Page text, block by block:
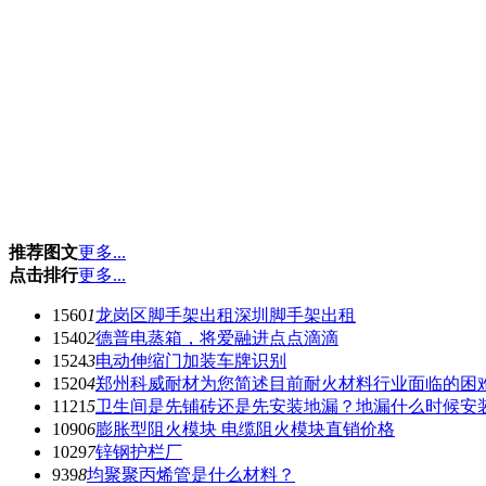
推荐图文更多...
点击排行更多...
15601龙岗区脚手架出租深圳脚手架出租
15402德普电蒸箱，将爱融进点点滴滴
15243电动伸缩门加装车牌识别
15204郑州科威耐材为您简述目前耐火材料行业面临的困
11215卫生间是先铺砖还是先安装地漏？地漏什么时候安
10906膨胀型阻火模块 电缆阻火模块直销价格
10297锌钢护栏厂
9398均聚聚丙烯管是什么材料？